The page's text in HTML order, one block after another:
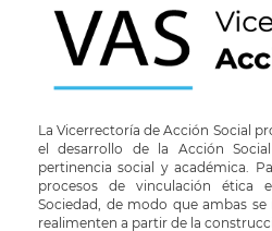
La Vicerrectoría de Acción Social
el desarrollo de la Acción
pertinencia social y académica.
procesos de vinculación ética
Sociedad, de modo que ambas
realimenten a partir de la